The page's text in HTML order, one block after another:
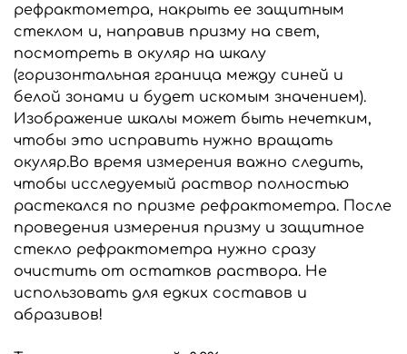
рефрактометра, накрыть ее защитным
стеклом и, направив призму на свет,
посмотреть в окуляр на шкалу
(горизонтальная граница между синей и
белой зонами и будет искомым значением).
Изображение шкалы может быть нечетким,
чтобы это исправить нужно вращать
окуляр.Во время измерения важно следить,
чтобы исследуемый раствор полностью
растекался по призме рефрактометра. После
проведения измерения призму и защитное
стекло рефрактометра нужно сразу
очистить от остатков раствора. Не
использовать для едких составов и
абразивов!